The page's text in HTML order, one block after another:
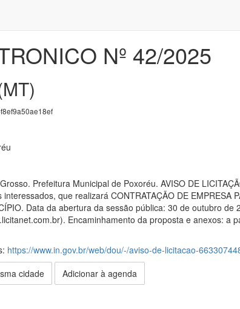
Nº 42/2025
Prefeitura Municipal de Poxoréu. AVISO DE
que realizará CONTRATAÇÃO DE EMPRESA
Data da abertura da sessão pública: 30 de outubro
Encaminhamento da proposta e anexos:
https://www.in.gov.br/web/dou/-/aviso-de-licitacao-
cidade Adicionar à agenda